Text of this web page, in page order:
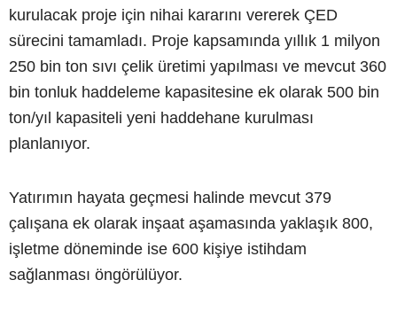
kurulacak proje için nihai kararını vererek ÇED
sürecini tamamladı. Proje kapsamında yıllık 1 milyon
250 bin ton sıvı çelik üretimi yapılması ve mevcut 360
bin tonluk haddeleme kapasitesine ek olarak 500 bin
ton/yıl kapasiteli yeni haddehane kurulması
planlanıyor.
Yatırımın hayata geçmesi halinde mevcut 379
çalışana ek olarak inşaat aşamasında yaklaşık 800,
işletme döneminde ise 600 kişiye istihdam
sağlanması öngörülüyor.